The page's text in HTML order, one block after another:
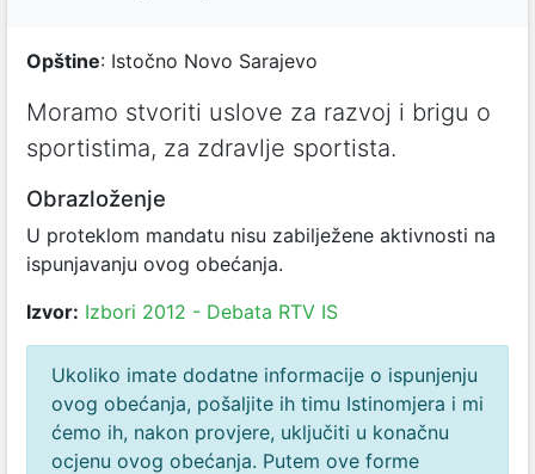
Opštine: Istočno Novo Sarajevo
Moramo stvoriti uslove za razvoj i brigu o
sportistima, za zdravlje sportista.
Obrazloženje
U proteklom mandatu nisu zabilježene aktivnosti na
ispunjavanju ovog obećanja.
Izvor: Izbori 2012 - Debata RTV IS
Ukoliko imate dodatne informacije o ispunjenju
ovog obećanja, pošaljite ih timu Istinomjera i mi
ćemo ih, nakon provjere, uključiti u konačnu
ocjenu ovog obećanja. Putem ove forme